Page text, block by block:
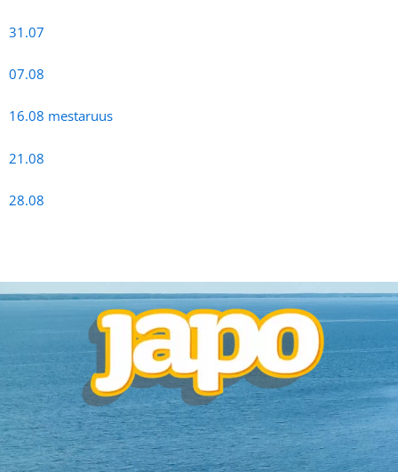
31.07
07.08
16.08 mestaruus
21.08
28.08